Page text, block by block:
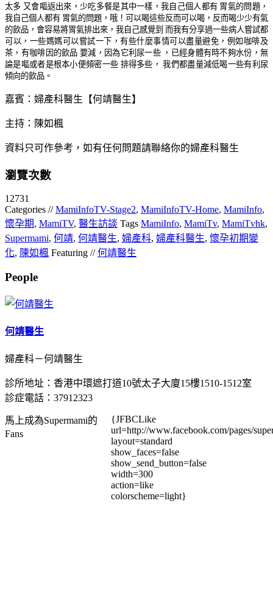
太多 又會嘔返出來，少吃多餐是其中一樣，我自己個人都有 胃氣的問題，
我自己個人都有 胃氣的問題，哦！可以喝這些反而可以喝，反而喝少少有氣
的飲品，會容易將胃氣排出來，我自己感覺到 而我有分享過一些病人嘗試都
可以，一些媽媽可以嘗試一下，有些什麼事情可以盡量避免，例如咖啡及
茶，有咖啡因的飲品 要減，因為它利尿一些 ，已經身體有時不夠水份，無
論是嘔或者是根本小便頻密一些 排得多些， 我們都盡量減低喝一些有利尿
傾向的飲品。
嘉賓：婦產科醫生【何靖醫生】
主持：陳如楓
資料只可作參考，如有任何問題請聯絡你的婦產科醫生
瀏覽次數
12731
Categories //MamiInfoTV-Stage2, MamiInfoTV-Home, MamiInfo,
懷孕期, MamiTV, 醫生訪談 Tags MamiInfo, MamiTv, MamiTvhk,
Supermami, 何靖, 何靖醫生, 婦產科, 婦產科醫生, 懷孕初期變
化, 陳如楓 Featuring //何靖醫生
People
何靖醫生
婦產科－何靖醫生
診所地址：香港中環遮打道10號太子大廈15樓1510-1512室
診症電話：37912323
馬上成為Supermami的
Fans
{JFBCLike
url=http://www.facebook.com/pages/
layout=standard
show_faces=false
show_send_button=false
width=300
action=like
colorscheme=light}